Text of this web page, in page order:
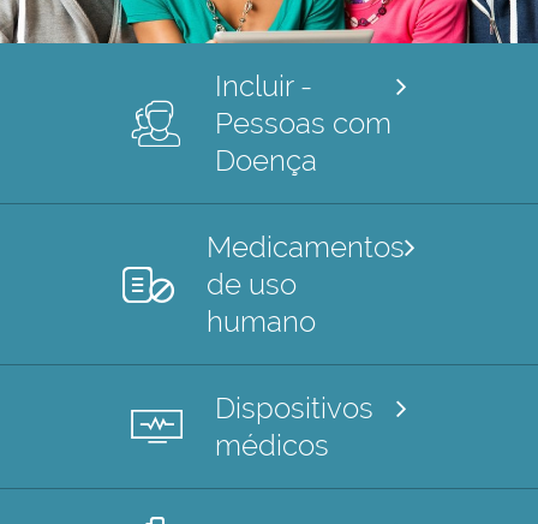
Incluir -
Pessoas com
Doença
Medicamentos
de uso
humano
Dispositivos
médicos